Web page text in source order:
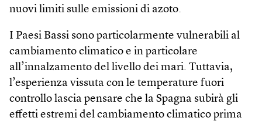
nuovi limiti sulle emissioni di azoto.
I Paesi Bassi sono particolarmente vulnerabili al
cambiamento climatico e in particolare
all’innalzamento del livello dei mari. Tuttavia,
l’esperienza vissuta con le temperature fuori
controllo lascia pensare che la Spagna subirà gli
effetti estremi del cambiamento climatico prima